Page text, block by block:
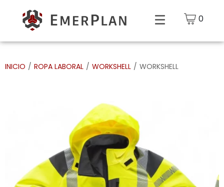
0
INICIO / ROPA LABORAL / WORKSHELL / WORKSHELL